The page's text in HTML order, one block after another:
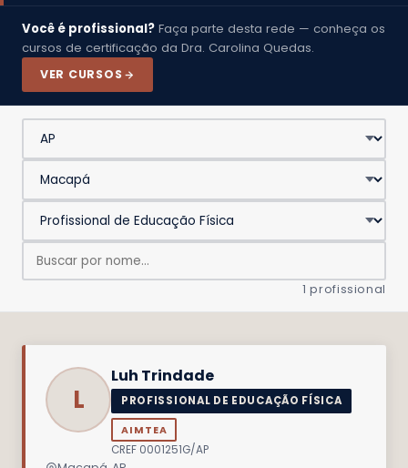
Você é profissional? Faça parte desta rede — conheça os
cursos de certificação da Dra. Carolina Quedas.
VER CURSOS
1 profissional
L
Luh Trindade
PROFISSIONAL DE EDUCAÇÃO FÍSICA
AIMTEA
CREF 0001251G/AP